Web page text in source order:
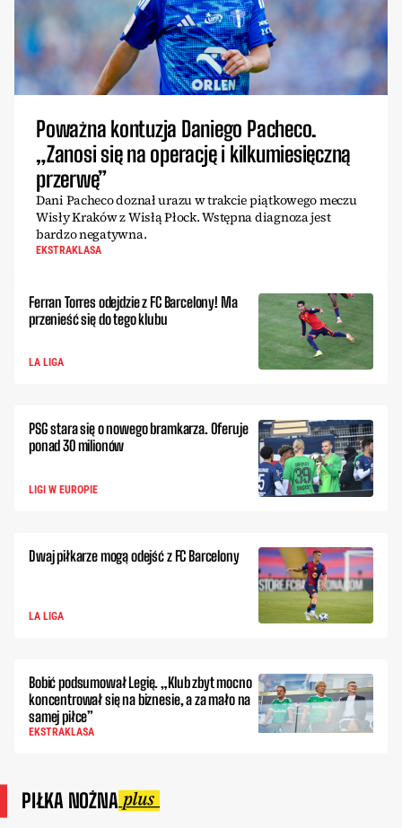
Poważna kontuzja Daniego Pacheco.
„Zanosi się na operację i kilkumiesięczną
przerwę”
Dani Pacheco doznał urazu w trakcie piątkowego meczu
Wisły Kraków z Wisłą Płock. Wstępna diagnoza jest
bardzo negatywna.
EKSTRAKLASA
Ferran Torres odejdzie z FC Barcelony! Ma
przenieść się do tego klubu
LA LIGA
PSG stara się o nowego bramkarza. Oferuje
ponad 30 milionów
LIGI W EUROPIE
Dwaj piłkarze mogą odejść z FC Barcelony
LA LIGA
Bobić podsumował Legię. „Klub zbyt mocno
koncentrował się na biznesie, a za mało na
samej piłce”
EKSTRAKLASA
PIŁKA NOŻNA